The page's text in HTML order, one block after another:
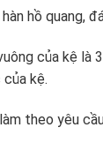
hồ quang,
của kệ là
kệ.
theo yêu